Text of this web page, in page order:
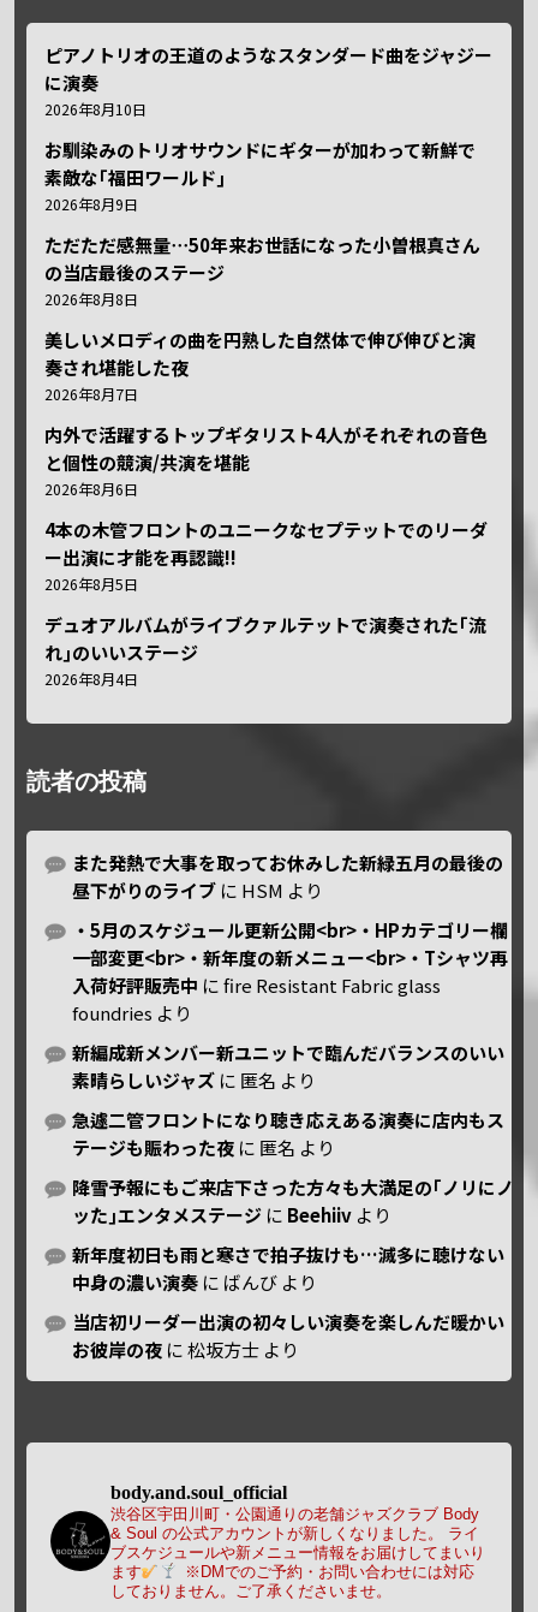
ピアノトリオの王道のようなスタンダード曲をジャジー
に演奏
2026年8月10日
お馴染みのトリオサウンドにギターが加わって新鮮で
素敵な｢福田ワールド｣
2026年8月9日
ただただ感無量⋯50年来お世話になった小曽根真さん
の当店最後のステージ
2026年8月8日
美しいメロディの曲を円熟した自然体で伸び伸びと演
奏され堪能した夜
2026年8月7日
内外で活躍するトップギタリスト4人がそれぞれの音色
と個性の競演/共演を堪能
2026年8月6日
4本の木管フロントのユニークなセプテットでのリーダ
ー出演に才能を再認識!!
2026年8月5日
デュオアルバムがライブクァルテットで演奏された｢流
れ｣のいいステージ
2026年8月4日
読者の投稿
また発熱で大事を取ってお休みした新緑五月の最後の
昼下がりのライブ に HSM より
・5月のスケジュール更新公開<br>・HPカテゴリー欄
一部変更<br>・新年度の新メニュー<br>・Tシャツ再
入荷好評販売中 にfire Resistant Fabric glass
foundries より
新編成新メンバー新ユニットで臨んだバランスのいい
素晴らしいジャズ に 匿名 より
急遽二管フロントになり聴き応えある演奏に店内もス
テージも賑わった夜 に 匿名 より
降雪予報にもご来店下さった方々も大満足の｢ノリにノ
ッた｣エンタメステージ に Beehiiv より
新年度初日も雨と寒さで拍子抜けも…滅多に聴けない
中身の濃い演奏 に ばんび より
当店初リーダー出演の初々しい演奏を楽しんだ暖かい
お彼岸の夜 に松坂方士 より
body.and.soul_official
渋谷区宇田川町・公園通りの老舗ジャズクラブ Body
& Soul の公式アカウントが新しくなりました。
ライ
ブスケジュールや新メニュー情報をお届けしてまいり
ます
※DMでのご予約・お問い合わせには対応
しておりません。ご了承くださいませ。